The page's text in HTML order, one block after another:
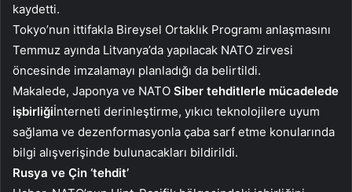
kaydetti.
Tokyo’nun ittifakla Bireysel Ortaklık Programı anlaşmasını
Temmuz ayında Litvanya’da yapılacak NATO zirvesi
öncesinde imzalamayı planladığı da belirtildi.
Makalede, Japonya ve NATO Siber tehditlerle mücadelede
işbirliğiİnterneti derinleştirme, yıkıcı teknolojilere uyum
sağlama ve dezenformasyonla çaba sarf etme konularında
bilgi alışverişinde bulunacakları bildirildi.
Rusya ve Çin ‘tehdit’